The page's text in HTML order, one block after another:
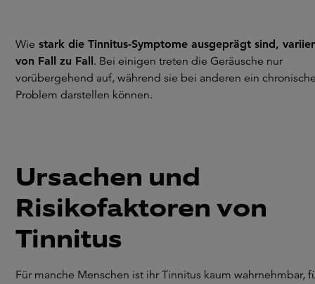
Wie stark die Tinnitus-Symptome ausgeprägt sind,
von Fall zu Fall. Bei einigen treten die Geräusche nur
vorübergehend auf, während sie bei anderen ein
Problem darstellen können.
Ursachen und
Risikofaktoren von
Tinnitus
Für manche Menschen ist ihr Tinnitus kaum wahrnehmbar,